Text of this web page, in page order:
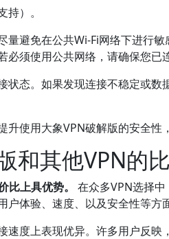
）。
量避免在公共Wi-Fi网络下进行
须使用公共网络，请确保您已
状态。如果发现连接不稳定或
使用大象VPN破解版的安全性
和其他VPN的
比上具优势。
在众多VPN选择
户体验、速度、以及安全性等方
速度上表现优异。许多用户反